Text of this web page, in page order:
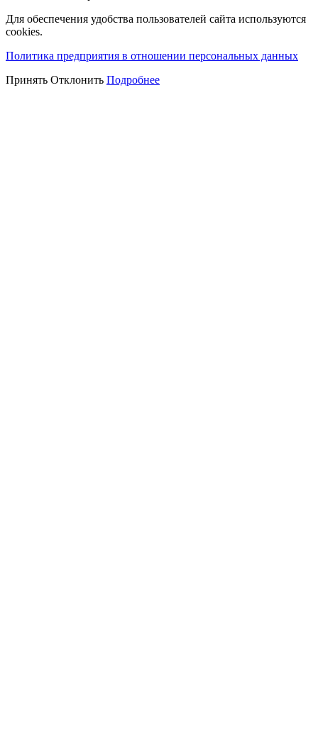
Для обеспечения удобства пользователей сайта используются
cookies.
Политика предприятия в отношении персональных данных
Принять Отклонить Подробнее